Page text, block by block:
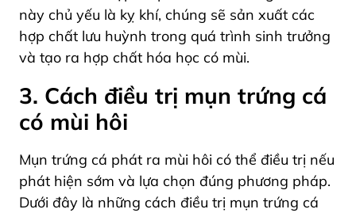
này chủ yếu là kỵ khí, chúng sẽ sản xuất các
hợp chất lưu huỳnh trong quá trình sinh trưởng
và tạo ra hợp chất hóa học có mùi.
3. Cách điều trị mụn trứng cá
có mùi hôi
Mụn trứng cá phát ra mùi hôi có thể điều trị nếu
phát hiện sớm và lựa chọn đúng phương pháp.
Dưới đây là những cách điều trị mụn trứng cá